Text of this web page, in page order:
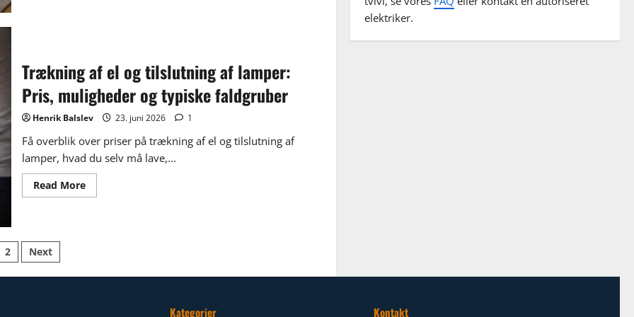
sådan
vurderer
du
den
samlede
pris
Trækning af el og tilslutning af lamper:
Pris, muligheder og typiske faldgruber
Henrik Balslev 23. juni 2026 1
Få overblik over priser på trækning af el og tilslutning af
lamper, hvad du selv må lave,...
Read MoreRead
more
lamper:
2 Next
elektriker.
Kategorier Kontakt